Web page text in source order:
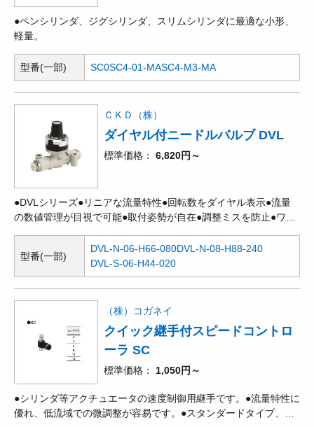
●ペンシリンダ、ジグシリンダ、スリムシリンダに最適な小形、
軽量。
型番(一部) SC0SC4-01-MASC4-M3-MA
ＣＫＤ（株）
ダイヤル付ニードルバルブ DVL
標準価格 6,820円～
●DVLシリーズ●リニアな流量特性●回転数をダイヤル表示●流量
の数値管理が目視で可能●取付姿勢が自在●調整ミスを防止●ワン
型番(一部)
DVL-N-06-H66-080DVL-N-08-H88-240
DVL-S-06-H44-020
（株）コガネイ
クイック継手付スピードコントロ
ーラ SC
標準価格 1,050円～
●シリンダ等アクチュエータの速度制御用継手です。●流量特性に
優れ、低流域での微調整が容易です。●スタンダードタイプ、ミ